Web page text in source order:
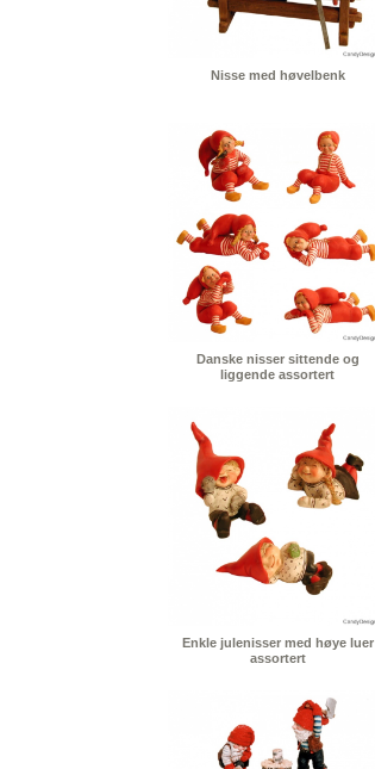
Nisse med høvelbenk
Danske nisser sittende og
liggende assortert
Enkle julenisser med høye luer
assortert